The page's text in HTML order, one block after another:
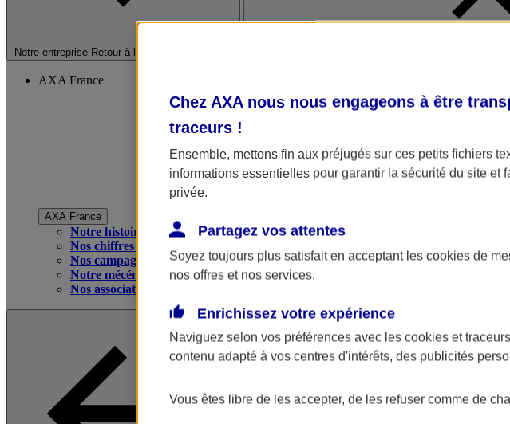
Notre entreprise Retour à la section précédente
AXA France
AXA France
Notre histoire
Nos chiffres clés
Nos campagnes publicitaires
Notre mécénat
Nos associations
Chez AXA nous nous engageons à être
traceurs !
Ensemble, mettons fin aux préjugés sur ces petits fichiers
informations essentielles pour garantir la sécurité du site
privée.
Partagez vos attentes
Soyez toujours plus satisfait en acceptant les cookies de
nos offres et nos services.
Enrichissez votre expérience
Naviguez selon vos préférences avec les cookies et traceurs
contenu adapté à vos centres d'intérêts, des publicités
Vous êtes libre de les accepter, de les refuser comme de